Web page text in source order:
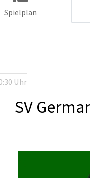
Spielplan
Uhr
SV